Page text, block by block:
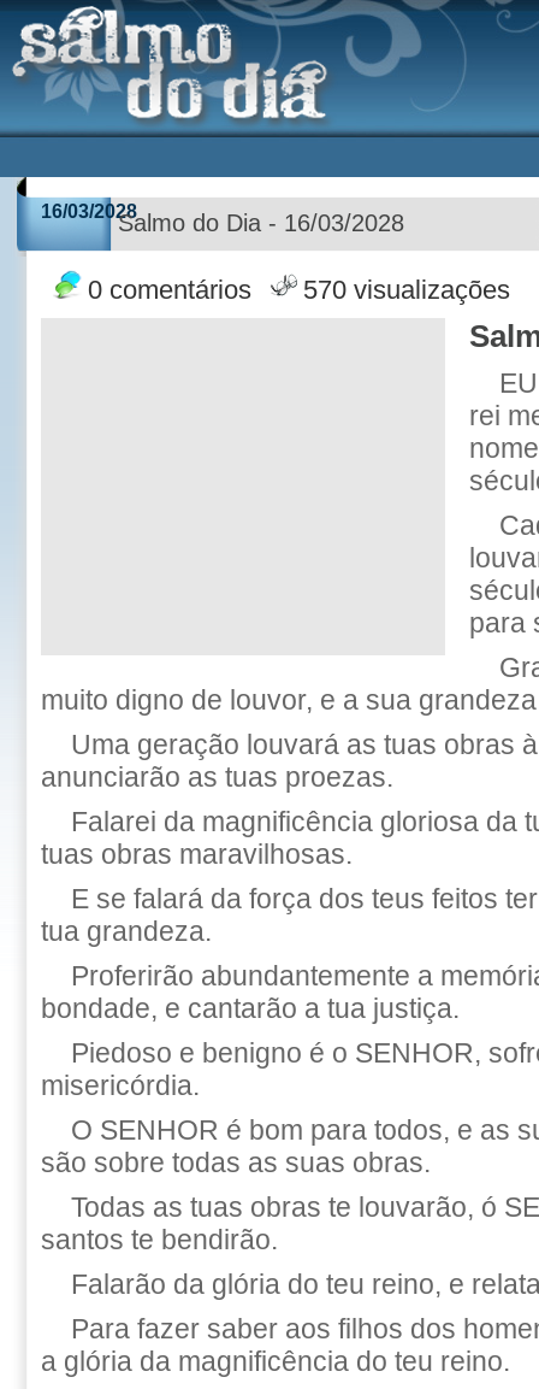
16/03/2028Salmo do Dia - 16/03/2028
0 comentários 570 visualizações
rei
para
muito digno de louvor, e a sua
Uma geração louvará as tuas obras
anunciarão as tuas proezas.
Falarei da magnificência gloriosa da
tuas obras maravilhosas.
E se falará da força dos teus feitos
tua grandeza.
Proferirão abundantemente a
bondade, e cantarão a tua justiça.
Piedoso e benigno é o SENHOR,
misericórdia.
O SENHOR é bom para todos, e as
são sobre todas as suas obras.
Todas as tuas obras te louvarão, ó
santos te bendirão.
Falarão da glória do teu reino, e
Para fazer saber aos filhos dos
a glória da magnificência do teu reino.